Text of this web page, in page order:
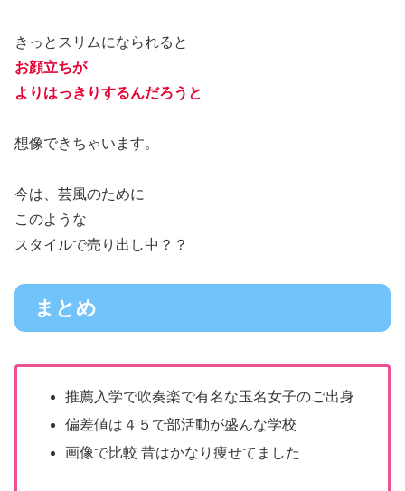
きっとスリムになられると
お顔立ちが
よりはっきりするんだろうと
想像できちゃいます。
今は、芸風のために
このような
スタイルで売り出し中？？
まとめ
推薦入学で吹奏楽で有名な玉名女子のご出身
偏差値は４５で部活動が盛んな学校
画像で比較 昔はかなり痩せてました